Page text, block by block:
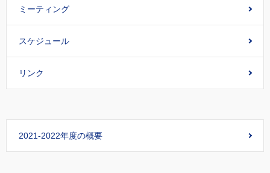
ミーティング
スケジュール
リンク
2021-2022年度の概要